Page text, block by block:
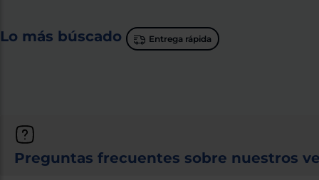
Lo más búscado Entrega rápida
Preguntas frecuentes sobre nuestros